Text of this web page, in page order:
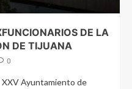
DE LA
DE TIJUANA
0
XXV Ayuntamiento de